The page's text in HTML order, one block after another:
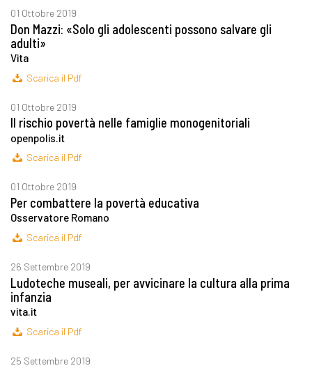
01 Ottobre 2019
Don Mazzi: «Solo gli adolescenti possono salvare gli
adulti»
Vita
Scarica il Pdf
01 Ottobre 2019
Il rischio povertà nelle famiglie monogenitoriali
openpolis.it
Scarica il Pdf
01 Ottobre 2019
Per combattere la povertà educativa
Osservatore Romano
Scarica il Pdf
26 Settembre 2019
Ludoteche museali, per avvicinare la cultura alla prima
infanzia
vita.it
Scarica il Pdf
25 Settembre 2019